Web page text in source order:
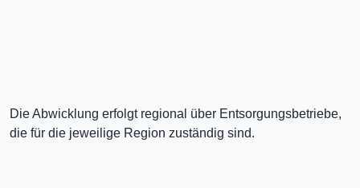
Die Abwicklung erfolgt regional über Entsorgungsbetriebe,
die für die jeweilige Region zuständig sind.